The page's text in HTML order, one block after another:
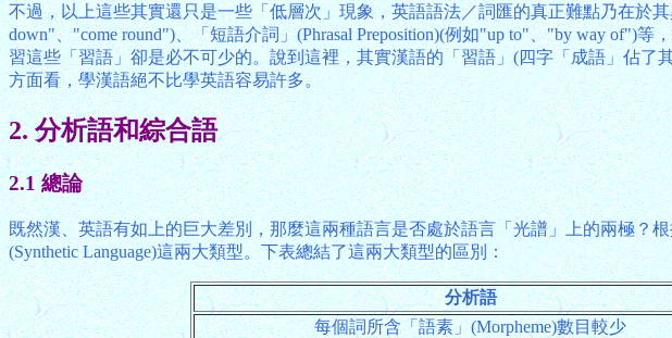
不過，以上這些其實還只是一些「低層次」現象，英語語法／詞匯的真正難點乃在於
down"、"come round")、「短語介詞」(Phrasal Preposition)(例如"up to"、"by way
習這些「習語」卻是必不可少的。說到這裡，其實漢語的「習語」(四字「成語」佔
方面看，學漢語絕不比學英語容易許多。
2. 分析語和綜合語
2.1 總論
既然漢、英語有如上的巨大差別，那麼這兩種語言是否處於語言「光譜」上的兩極？
(Synthetic Language)這兩大類型。下表總結了這兩大類型的區別：
分析語
每個詞所含「語素」(Morpheme)數目較少